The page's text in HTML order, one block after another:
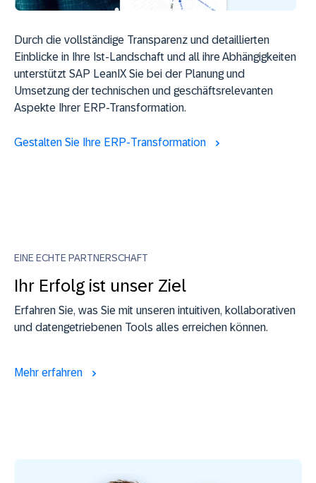
Durch die vollständige Transparenz und detaillierten
Einblicke in Ihre Ist-Landschaft und all ihre Abhängigkeiten
unterstützt SAP LeanIX Sie bei der Planung und
Umsetzung der technischen und geschäftsrelevanten
Aspekte Ihrer ERP-Transformation.
Gestalten Sie Ihre ERP-Transformation
EINE ECHTE PARTNERSCHAFT
Ihr Erfolg ist unser Ziel
Erfahren Sie, was Sie mit unseren intuitiven, kollaborativen
und datengetriebenen Tools alles erreichen können.
Mehr erfahren